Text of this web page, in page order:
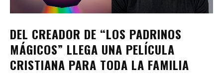
DEL CREADOR DE “LOS PADRINOS
MÁGICOS” LLEGA UNA PELÍCULA
CRISTIANA PARA TODA LA FAMILIA